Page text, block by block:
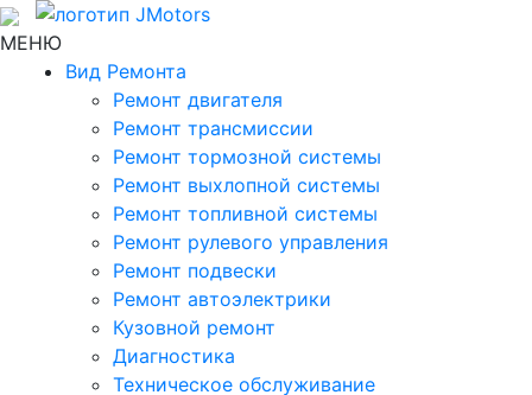
МЕНЮ
Вид Ремонта
Ремонт двигателя
Ремонт трансмиссии
Ремонт тормозной системы
Ремонт выхлопной системы
Ремонт топливной системы
Ремонт рулевого управления
Ремонт подвески
Ремонт автоэлектрики
Кузовной ремонт
Диагностика
Техническое обслуживание